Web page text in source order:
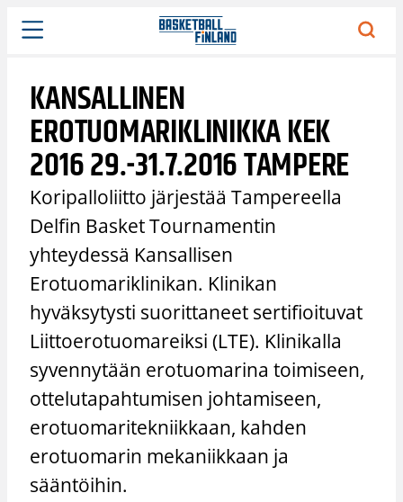
Siirry
sisältöön
KANSALLINEN
EROTUOMARIKLINIKKA KEK
2016 29.-31.7.2016 TAMPERE
Koripalloliitto järjestää Tampereella
Delfin Basket Tournamentin
yhteydessä Kansallisen
Erotuomariklinikan. Klinikan
hyväksytysti suorittaneet sertifioituvat
Liittoerotuomareiksi (LTE). Klinikalla
syvennytään erotuomarina toimiseen,
ottelutapahtumisen johtamiseen,
erotuomaritekniikkaan, kahden
erotuomarin mekaniikkaan ja
sääntöihin.